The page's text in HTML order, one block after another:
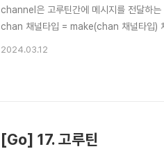
channel은 고루틴간에 메시지를 전달하
chan 채널타입 = make(chan 채널타입)
2024.03.12
[Go] 17. 고루틴